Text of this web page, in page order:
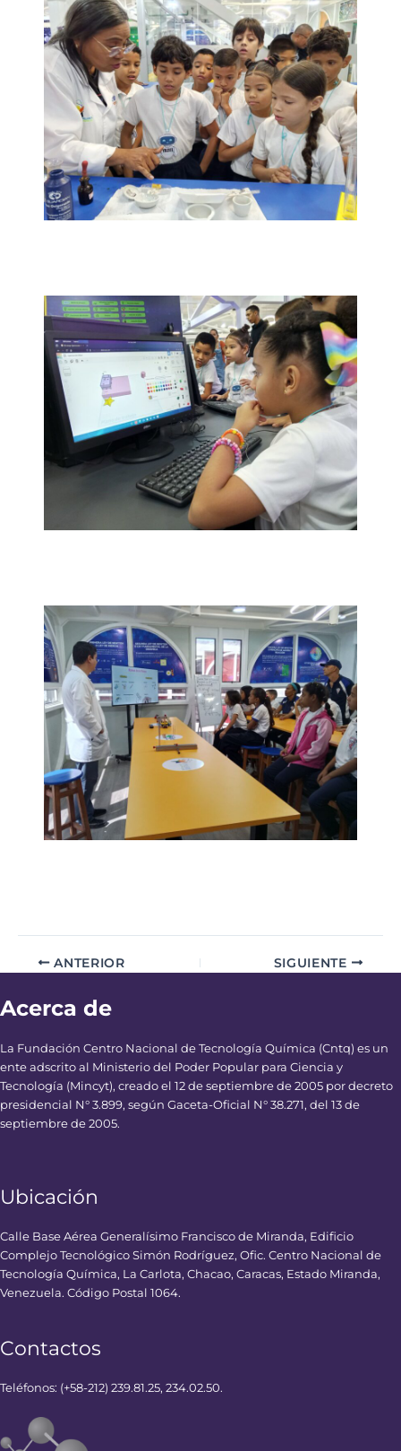
ANTERIOR SIGUIENTE
Acerca de
La Fundación Centro Nacional de Tecnología Química (Cntq) es un
ente adscrito al Ministerio del Poder Popular para Ciencia y
Tecnología (Mincyt), creado el 12 de septiembre de 2005 por decreto
presidencial N° 3.899, según Gaceta-Oficial N° 38.271, del 13 de
septiembre de 2005.
Ubicación
Calle Base Aérea Generalísimo Francisco de Miranda, Edificio
Complejo Tecnológico Simón Rodríguez, Ofic. Centro Nacional de
Tecnología Química, La Carlota, Chacao, Caracas, Estado Miranda,
Venezuela. Código Postal 1064.
Contactos
Teléfonos: (+58-212) 239.81.25, 234.02.50.